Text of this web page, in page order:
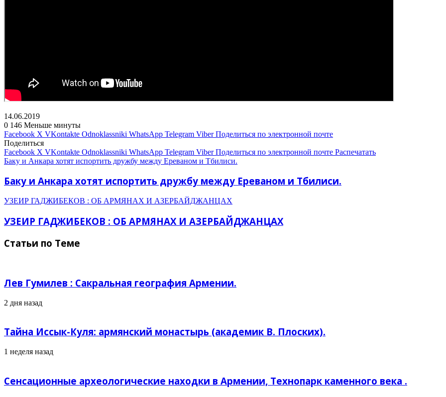
14.06.2019
0 146 Меньше минуты
Facebook X VKontakte Odnoklassniki WhatsApp Telegram Viber Поделиться по электронной почте
Поделиться
Facebook X VKontakte Odnoklassniki WhatsApp Telegram Viber Поделиться по электронной почте Распечатать
Баку и Анкара хотят испортить дружбу между Ереваном и Тбилиси.
Баку и Анкара хотят испортить дружбу между Ереваном и Тбилиси.
УЗЕИР ГАДЖИБЕКОВ : ОБ АРМЯНАХ И АЗЕРБАЙДЖАНЦАХ
УЗЕИР ГАДЖИБЕКОВ : ОБ АРМЯНАХ И АЗЕРБАЙДЖАНЦАХ
Статьи по Теме
Лев Гумилев : Сакральная география Армении.
2 дня назад
Тайна Иссык-Куля: армянский монастырь (академик В. Плоских).
1 неделя назад
Сенсационные археологические находки в Армении, Технопарк каменного века .